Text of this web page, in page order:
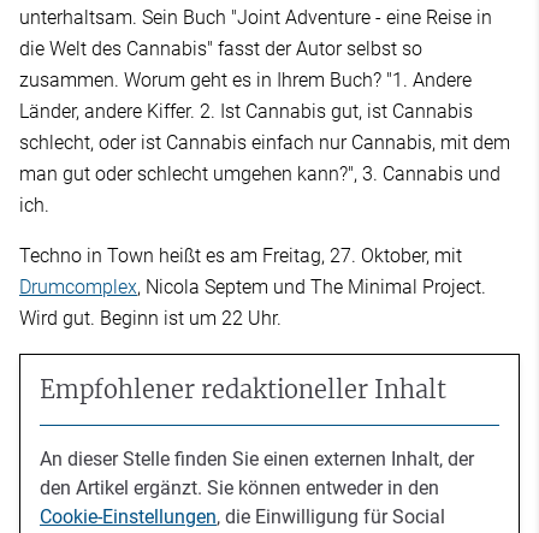
unterhaltsam. Sein Buch "Joint Adventure - eine Reise in
die Welt des Cannabis" fasst der Autor selbst so
zusammen. Worum geht es in Ihrem Buch? "1. Andere
Länder, andere Kiffer. 2. Ist Cannabis gut, ist Cannabis
schlecht, oder ist Cannabis einfach nur Cannabis, mit dem
man gut oder schlecht umgehen kann?", 3. Cannabis und
ich.
Techno in Town heißt es am Freitag, 27. Oktober, mit
Drumcomplex, Nicola Septem und The Minimal Project.
Wird gut. Beginn ist um 22 Uhr.
Empfohlener redaktioneller Inhalt
An dieser Stelle finden Sie einen externen Inhalt, der
den Artikel ergänzt. Sie können entweder in den
Cookie-Einstellungen, die Einwilligung für Social